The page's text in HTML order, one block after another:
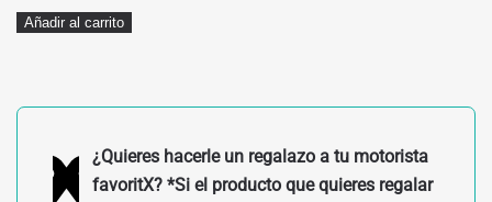
KIT
KTM
cantidad
Añadir al carrito
¿Quieres hacerle un regalazo a tu motorista
favoritX? *Si el producto que quieres regalar